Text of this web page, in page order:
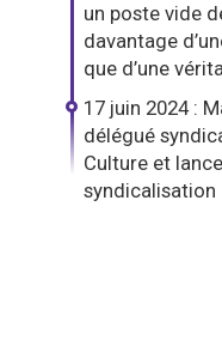
un poste vide
davantage
que d’une
17 juin 2024 :
délégué
Culture et
syndicalisation